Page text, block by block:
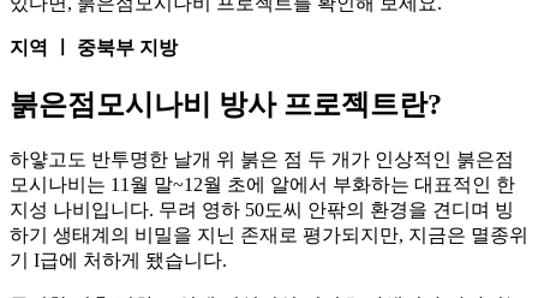
지역 ㅣ 중북부 지방
붉은점모시나비 방사 프로젝트란?
하얗고도 반투명한 날개 위 붉은 점 두 개가 인상적인 붉은점
모시나비는 11월 말~12월 초에 알에서 부화하는 대표적인 한
지성 나비입니다. 무려 영하 50도씨 안팎의 환경을 견디며 빙
하기 생태계의 비밀을 지닌 존재로 평가되지만, 지금은 멸종위
기 I급에 처하게 됐습니다.